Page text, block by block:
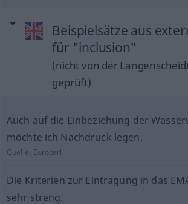
Beispielsätze aus
für "inclusion"
(nicht von der
geprüft)
Auch auf die Einbeziehung der
möchte ich Nachdruck legen.
Quelle: Europarl
Die Kriterien zur Eintragung in das
sehr streng.